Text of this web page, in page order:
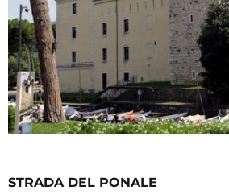
STRADA DEL PONALE